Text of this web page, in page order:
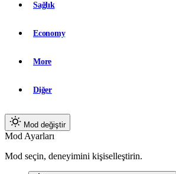
Sağlık
Economy
More
Diğer
Mod değiştir
Mod Ayarları
Mod seçin, deneyimini kişiselleştirin.